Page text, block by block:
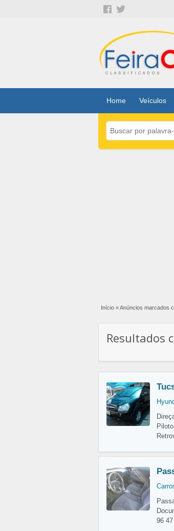
Home Veículos
Início »Anúncios marcados
Resultados
96 47